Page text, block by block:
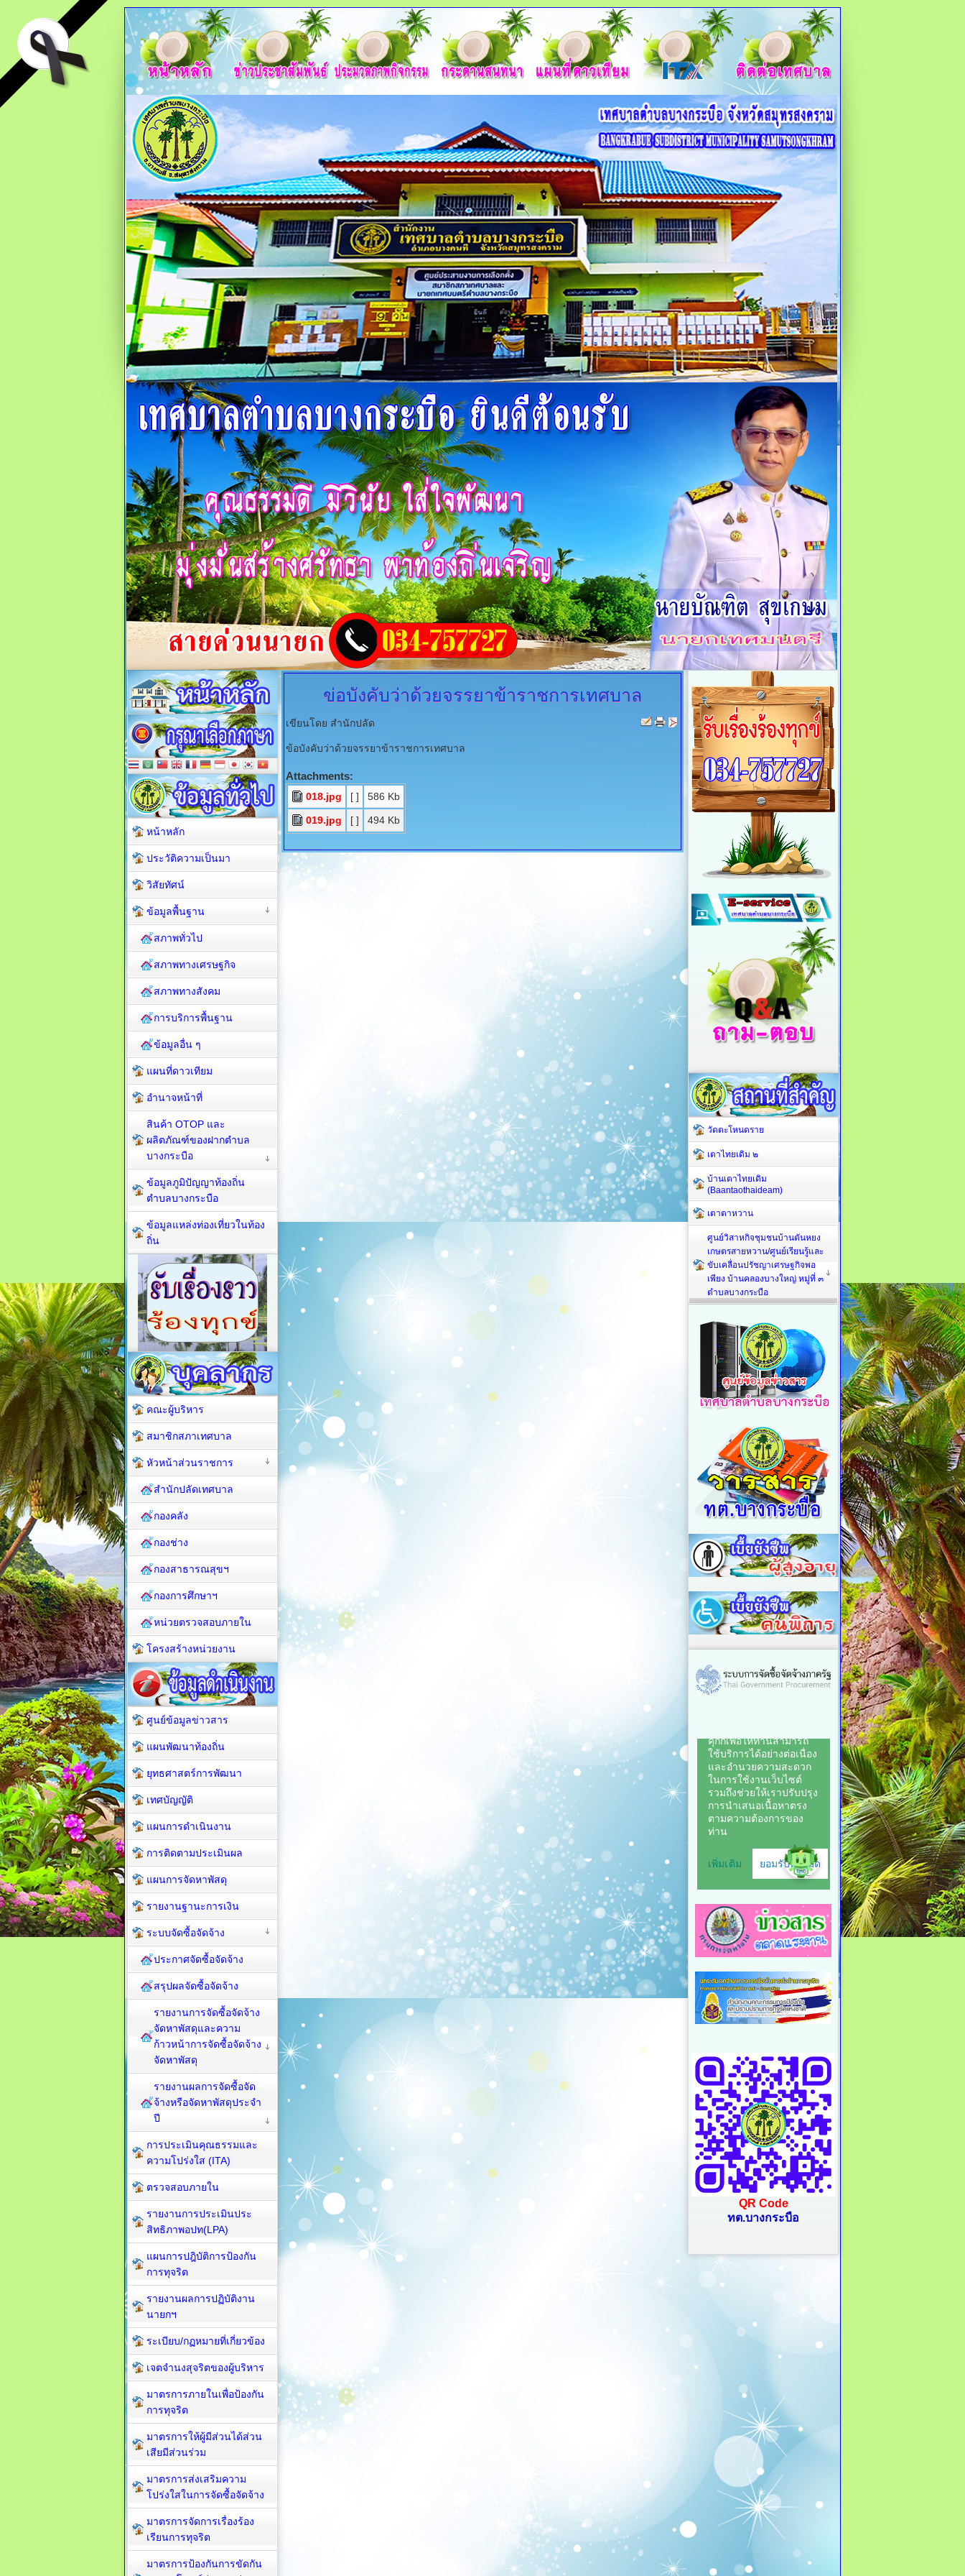
ข่อบังคับว่าด้วยจรรยาข้าราชการเทศบาล
เขียนโดย สำนักปลัด
ข้อบังคับว่าด้วยจรรยาข้าราชการเทศบาล
Attachments:
018.jpg [ ] 586 Kb
019.jpg [ ]
494 Kb
หน้าหลัก
ประวัติความเป็นมา
วิสัยทัศน์
ข้อมูลพื้นฐาน
สภาพทั่วไป
สภาพทางเศรษฐกิจ
สภาพทางสังคม
การบริการพื้นฐาน
ข้อมูลอื่น ๆ
แผนที่ดาวเทียม
อำนาจหน้าที่
สินค้า OTOP และ
ผลิตภัณฑ์ของฝากตำบล
บางกระบือ
ข้อมูลภูมิปัญญาท้องถิ่น
ตำบลบางกระบือ
ข้อมูลแหล่งท่องเที่ยวในท้อง
ถิ่น
คณะผู้บริหาร
สมาชิกสภาเทศบาล
หัวหน้าส่วนราชการ
สำนักปลัดเทศบาล
กองคลัง
กองช่าง
กองสาธารณสุขฯ
กองการศึกษาฯ
หน่วยตรวจสอบภายใน
โครงสร้างหน่วยงาน
ศูนย์ข้อมูลข่าวสาร
แผนพัฒนาท้องถิ่น
ยุทธศาสตร์การพัฒนา
เทศบัญญัติ
แผนการดำเนินงาน
การติดตามประเมินผล
แผนการจัดหาพัสดุ
รายงานฐานะการเงิน
ระบบจัดซื้อจัดจ้าง
ประกาศจัดซื้อจัดจ้าง
สรุปผลจัดซื้อจัดจ้าง
รายงานการจัดซื้อจัดจ้าง
จัดหาพัสดุและความ
ก้าวหน้าการจัดซื้อจัดจ้าง
จัดหาพัสดุ
รายงานผลการจัดซื้อจัด
จ้างหรือจัดหาพัสดุประจำ
ปี
การประเมินคุณธรรมและ
ความโปร่งใส (ITA)
ตรวจสอบภายใน
รายงานการประเมินประ
สิทธิภาพอปท(LPA)
แผนการปฎิบัติการป้องกัน
การทุจริต
รายงานผลการปฏิบัติงาน
นายกฯ
ระเบียบ/กฏหมายที่เกี่ยวข้อง
เจตจำนงสุจริตของผู้บริหาร
มาตรการภายในเพื่อป้องกัน
การทุจริต​
มาตรการให้ผู้มีส่วนได้ส่วน
เสียมีส่วนร่วม
มาตรการส่งเสริมความ
โปร่งใสในการจัดซื้อจัดจ้าง
มาตรการจัดการเรื่องร้อง
เรียนการทุจริต
มาตรการป้องกันการขัดกัน
วัดตะโหนดราย
เตาไทยเดิม ๒
บ้านเตาไทยเดิม
(Baantaothaideam)
เตาตาหวาน
ศูนย์วิสาหกิจชุมชนบ้านตันหยง
เกษตรสายหวาน/ศูนย์เรียนรู้และ
ขับเคลื่อนปรัชญาเศรษฐกิจพอ
เพียง บ้านคลองบางใหญ่ หมู่ที่ ๓
ตำบลบางกระบือ
QR Code
ทต.บางกระบือ